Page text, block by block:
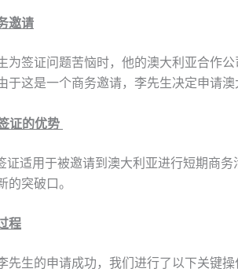
邀请
为签证问题苦恼时，他的澳大利亚合作
于这是一个商务邀请，李先生决定申请澳
证的优势
证适用于被邀请到澳大利亚进行短期商务
的突破口。
程
先生的申请成功，我们进行了以下关键操